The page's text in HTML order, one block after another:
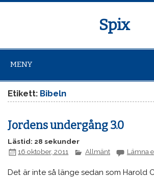
Spix
MENY
Etikett: Bibeln
Jordens undergång 3.0
Lästid: 28 sekunder
16 oktober, 2011
Allmänt Lämna
Det är inte så länge sedan som Harold